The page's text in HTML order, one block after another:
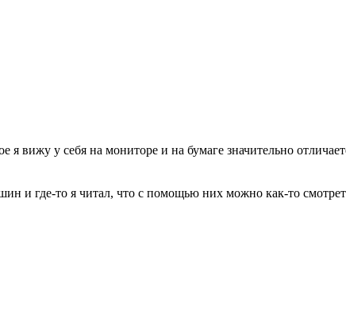
вижу у себя на мониторе и на бумаге значительно
и где-то я читал, что с помощью них можно как-то